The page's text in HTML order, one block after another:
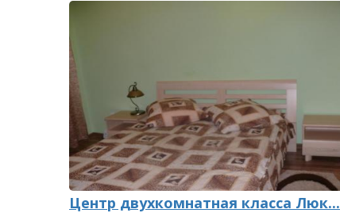
Центр двухкомнатная класса Люк...